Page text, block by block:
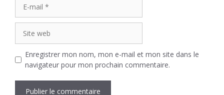
mail
web
Enregistrer mon nom, mon e-mail et mon site dans le
navigateur pour mon prochain commentaire.